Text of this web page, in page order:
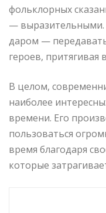
фольклорных
— выразительными.
даром —
героев, притягивая
В целом,
наиболее
времени. Его
пользоваться
время благодаря
которые